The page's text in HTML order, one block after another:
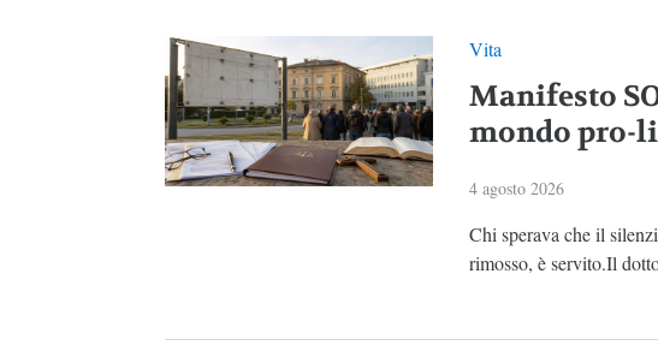
Vita
Manifesto
mondo pro-
4 agosto 2026
Chi sperava che il
rimosso, è servito.Il